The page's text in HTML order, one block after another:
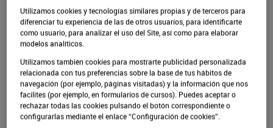
Asimismo, hemos visto fenómenos adversos que se
han agudizado con los años, como el cambio climático,
o que han aparecido de un momento a otro, como la
pandemia del nuevo coronavirus.
Todos estos factores están teniendo un impacto en
cada una de las dimensiones de la vida, incluyendo la
educación universitaria, donde hay carreras que están
Utilizamos cookies y tecnologías similares propias y de terceros para
diferenciar tu experiencia de las de otros usuarios, para identificarte
como usuario, para analizar el uso del Site, así como para elaborar
modelos analíticos.
Utilizamos también cookies para mostrarte publicidad personalizada
relacionada con tus preferencias sobre la base de tus hábitos de
navegación (por ejemplo, páginas visitadas) y la información que nos
facilites (por ejemplo, en formularios de cursos). Puedes aceptar o
rechazar todas las cookies pulsando el botón correspondiente o
configurarlas mediante el enlace “Configuración de cookies”.